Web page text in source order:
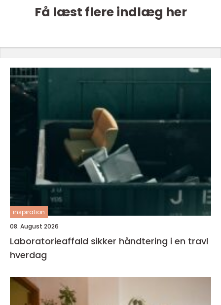
Få læst flere indlæg her
inspiration
08. August 2026
Laboratorieaffald sikker håndtering i en travl
hverdag